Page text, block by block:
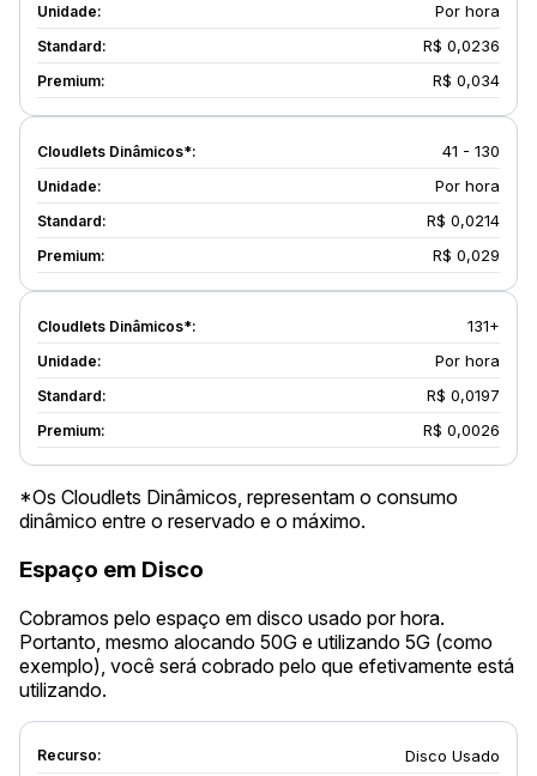
Por hora
R$ 0,0236
R$ 0,034
41 - 130
Por hora
R$ 0,0214
R$ 0,029
131+
Por hora
R$ 0,0197
R$ 0,0026
*Os Cloudlets Dinâmicos, representam o consumo
dinâmico entre o reservado e o máximo.
Espaço em Disco
Cobramos pelo espaço em disco usado por hora.
Portanto, mesmo alocando 50G e utilizando 5G (como
exemplo), você será cobrado pelo que efetivamente está
utilizando.
Disco Usado